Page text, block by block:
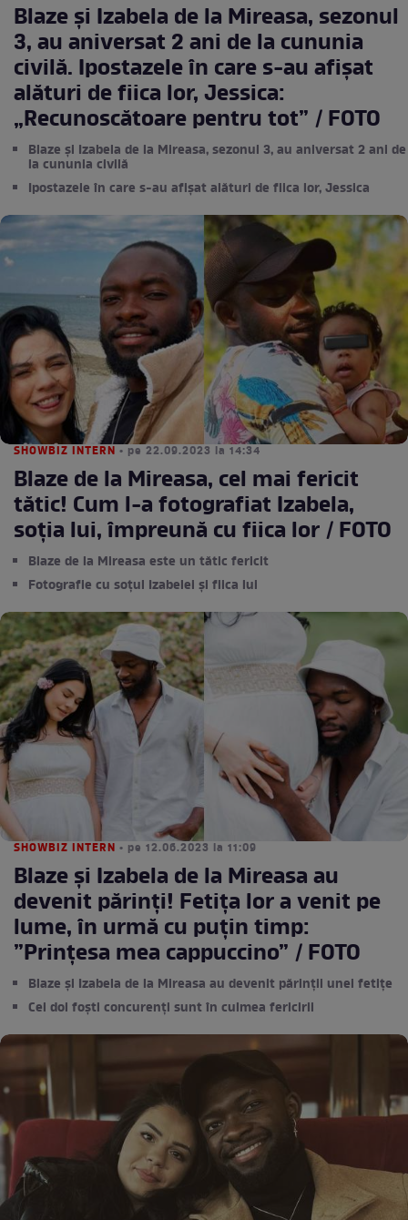
Blaze și Izabela de la Mireasa, sezonul
3, au aniversat 2 ani de la cununia
civilă. Ipostazele în care s-au afișat
alături de fiica lor, Jessica:
„Recunoscătoare pentru tot” / FOTO
Blaze și Izabela de la Mireasa, sezonul 3, au aniversat 2 ani de
la cununia civilă
Ipostazele în care s-au afișat alături de fiica lor, Jessica
SHOWBIZ INTERN • pe 22.09.2023 la 14:34
Blaze de la Mireasa, cel mai fericit
tătic! Cum l-a fotografiat Izabela,
soția lui, împreună cu fiica lor / FOTO
Blaze de la Mireasa este un tătic fericit
Fotografie cu soțul Izabelei și fiica lui
SHOWBIZ INTERN • pe 12.06.2023 la 11:09
Blaze și Izabela de la Mireasa au
devenit părinți! Fetița lor a venit pe
lume, în urmă cu puțin timp:
”Prințesa mea cappuccino” / FOTO
Blaze și Izabela de la Mireasa au devenit părinții unei fetițe
Cei doi foști concurenți sunt în culmea fericirii